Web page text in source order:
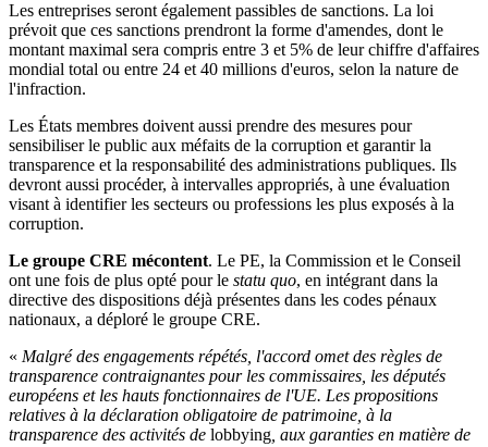
Les entreprises seront également passibles de sanctions. La loi
prévoit que ces sanctions prendront la forme d'amendes, dont le
montant maximal sera compris entre 3 et 5% de leur chiffre d'affaires
mondial total ou entre 24 et 40 millions d'euros, selon la nature de
l'infraction.
Les États membres doivent aussi prendre des mesures pour
sensibiliser le public aux méfaits de la corruption et garantir la
transparence et la responsabilité des administrations publiques. Ils
devront aussi procéder, à intervalles appropriés, à une évaluation
visant à identifier les secteurs ou professions les plus exposés à la
corruption.
Le groupe CRE mécontent. Le PE, la Commission et le Conseil
ont une fois de plus opté pour le statu quo, en intégrant dans la
directive des dispositions déjà présentes dans les codes pénaux
nationaux, a déploré le groupe CRE.
« Malgré des engagements répétés, l'accord omet des règles de
transparence contraignantes pour les commissaires, les députés
européens et les hauts fonctionnaires de l'UE. Les propositions
relatives à la déclaration obligatoire de patrimoine, à la
transparence des activités de lobbying , aux garanties en matière de